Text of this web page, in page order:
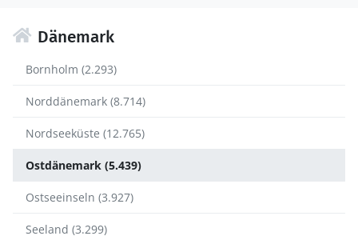
Dänemark
Bornholm (2.293)
Norddänemark (8.714)
Nordseeküste (12.765)
Ostdänemark (5.439)
Ostseeinseln (3.927)
Seeland (3.299)